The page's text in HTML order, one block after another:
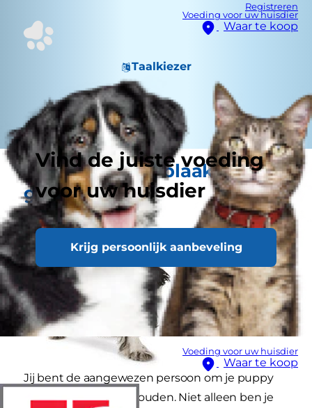
Registreren
Voeding voor uw huisdier
Waar te koop
Taalkiezer
Vind de juiste voeding
voor uw huisdier
Krijg persoonlijk aanbeveling
Voeding voor uw huisdier
Waar te koop
Een puppy die blaakt van
gezondheid
Jij bent de aangewezen persoon om je puppy
gezond en vitaal te houden. Niet alleen ben je